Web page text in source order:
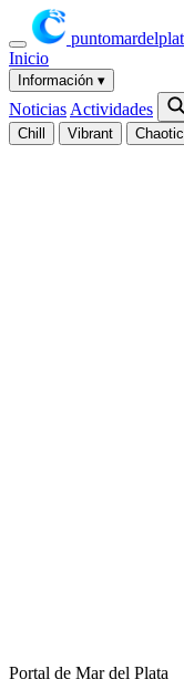
Inicio
Información ▾
Noticias Actividades
Chill Vibrant Chaotic
Portal de Mar del Plata